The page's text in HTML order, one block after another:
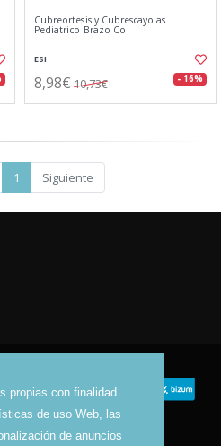
propias con finalidad
de uso Web, las
de anuncios
Cubreortesis y Cubrescayolas
Pediatrico Brazo Co
ESI
8,98€ 10,73€ - 16%
1 Siguiente